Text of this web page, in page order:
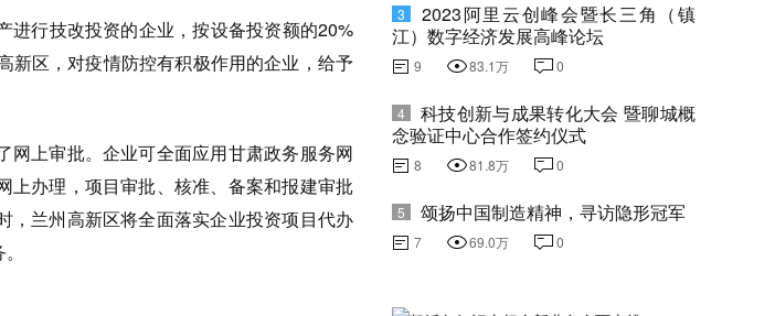
进行技改投资的企业，按设备投资额的20%
新区，对疫情防控有积极作用的企业，给予
上审批。企业可全面应用甘肃政务服务网
上办理，项目审批、核准、备案和报建审批
，兰州高新区将全面落实企业投资项目代办
3
2023阿里云创峰会暨长三角（镇
江）数字经济发展高峰论坛
9 83.1万 0
4
科技创新与成果转化大会 暨聊城概
念验证中心合作签约仪式
8 81.8万 0
5 颂扬中国制造精神，寻访隐形冠军
7 69.0万 0